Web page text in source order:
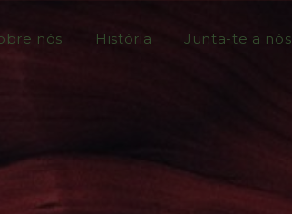
nós História Junta-te a nós